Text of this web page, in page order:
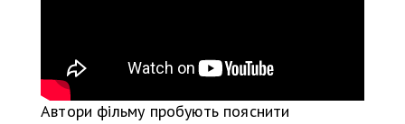
Автори фільму пробують пояснити